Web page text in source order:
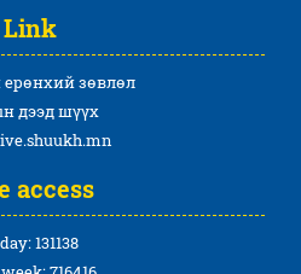
Link
зөвлөл
дээд шүүх
access
131138